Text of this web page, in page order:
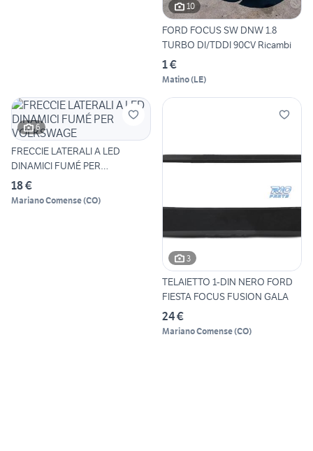
10
FORD FOCUS SW DNW 1.8
TURBO DI/TDDI 90CV Ricambi
1 €
Matino(LE)
6
FRECCIE LATERALI A LED
DINAMICI FUMÉ PER
VOLKSWAGE
18 €
Mariano Comense(CO)
3
TELAIETTO 1-DIN NERO FORD
FIESTA FOCUS FUSION GALA
24 €
Mariano Comense(CO)